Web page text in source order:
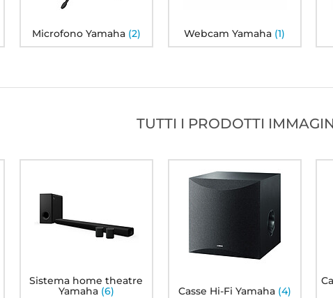
Yamaha MusicCast 20
Yamaha MusicCast 20
Microfono Yamaha (2) Webcam Yamaha (1)
TUTTI I PRODOTTI
Sistema home theatre
Yamaha (6) Casse Hi-Fi Yamaha (4)